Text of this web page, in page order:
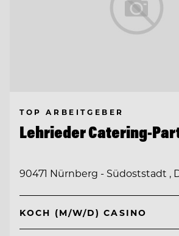
TOP ARBEITGEBER
Lehrieder Catering-
90471 Nürnberg - Südoststadt ,
KOCH (M/W/D) CASINO